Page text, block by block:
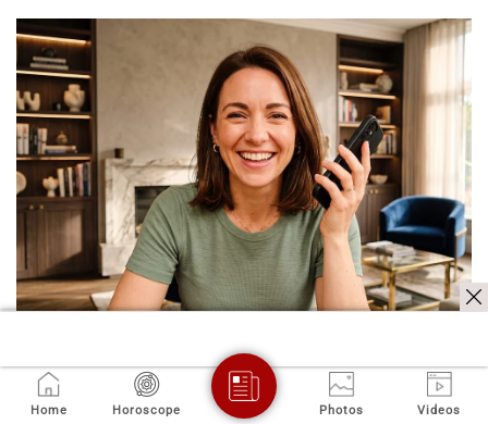
மேலும் படிக்க
Home Horoscope Photos Videos